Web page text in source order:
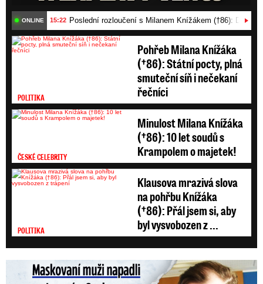
ONLINE 15:22 Poslední rozloučení s Milanem Knížákem (†86):
POLITIKA
Pohřeb Milana Knížáka
(†86): Státní pocty, plná
smuteční síň i nečekaní
řečníci
ČESKÉ CELEBRITY
Minulost Milana Knížáka
(†86): 10 let soudů s
Krampolem o majetek!
POLITIKA
Klausova mrazivá slova
na pohřbu Knížáka
(†86): Přál jsem si, aby
byl vysvobozen z ...
Maskovaní muži napadli Jaromíra Soukupa: Krvavá nakládačka